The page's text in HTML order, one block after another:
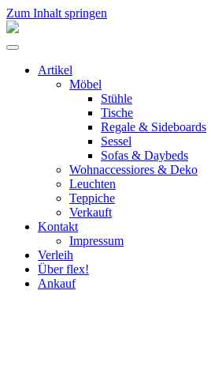
Zum Inhalt springen
flex!
vintage
Menü
umschalten
Artikel
Möbel
Stühle
Tische
Regale & Sideboards
Sessel
Sofas & Daybeds
Wohnaccessiores & Deko
Leuchten
Teppiche
Verkauft
Kontakt
Impressum
Verleih
Über flex!
Ankauf